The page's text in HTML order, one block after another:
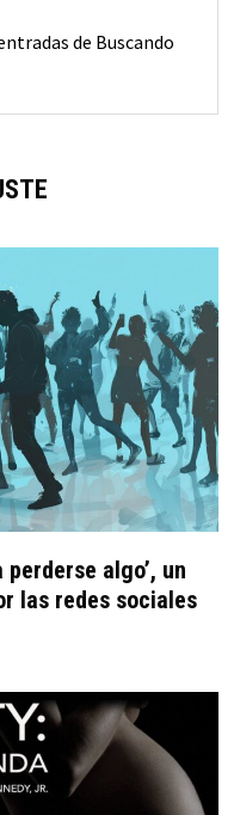
de Buscando
perderse algo’, un
las redes sociales